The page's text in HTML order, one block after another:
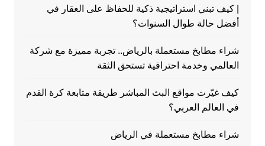
| كيف تبني استراتيجية ذكية للحفاظ على العقار في
أفضل حالة طوال السنوات؟
شراء مطابخ مستعملة بالرياض.. تجربة مميزة مع شركة
العالمي وخدمة احترافية تستحق الثقة
كيف غيّرت مواقع البث المباشر طريقة متابعة كرة القدم
في العالم العربي؟
شراء مطابخ مستعملة في الرياض